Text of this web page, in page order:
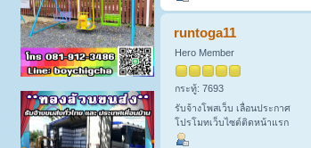
runtoga11
Hero Member
กระทู้: 7693
รับจ้างโพสเว็บ เลื่อนประกาศ
โปรโมทเว็บไซต์ติดหน้าแรก